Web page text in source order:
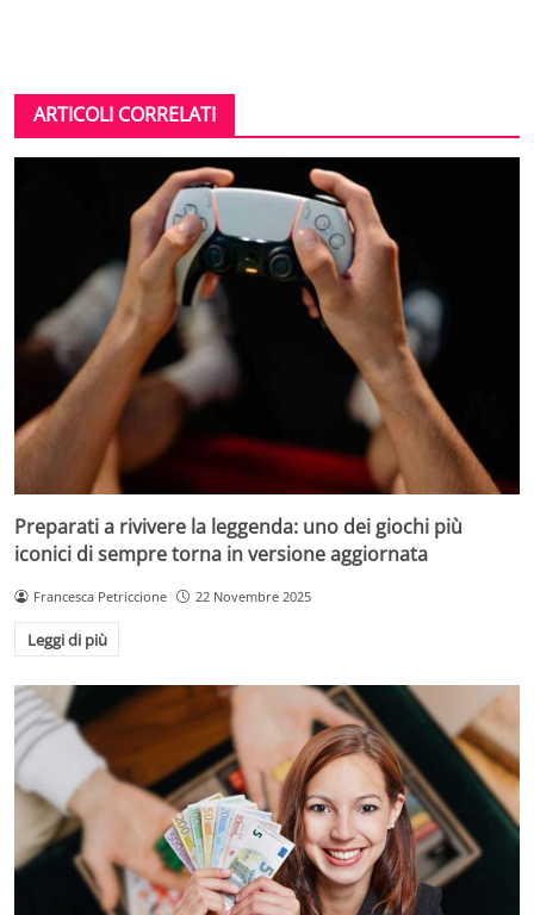
ARTICOLI CORRELATI
Preparati a rivivere la leggenda: uno dei giochi più
iconici di sempre torna in versione aggiornata
Francesca Petriccione 22 Novembre 2025
Leggi di più